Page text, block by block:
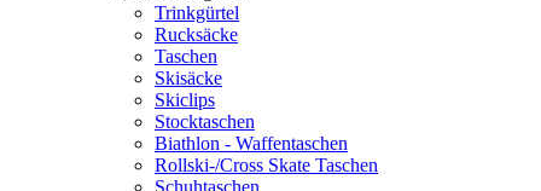
Trinkgürtel
Rucksäcke
Taschen
Skisäcke
Skiclips
Stocktaschen
Biathlon - Waffentaschen
Rollski-/Cross Skate Taschen
Schuhtaschen